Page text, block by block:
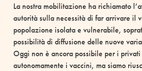
La nostra mobilitazione ha richiamato
autorità sulla necessità di far arrivare il
popolazione isolata e vulnerabile,
possibilità di diffusione delle nuove
Oggi non è ancora possibile per i
autonomamente i vaccini, ma siamo